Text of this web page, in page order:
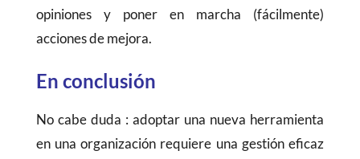
opiniones y poner en marcha (fácilmente)
acciones de mejora.
En conclusión
No cabe duda : adoptar una nueva herramienta
en una organización requiere una gestión eficaz